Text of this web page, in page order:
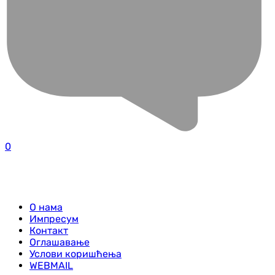
0
О нама
Импресум
Контакт
Оглашавање
Услови коришћења
WEBMAIL